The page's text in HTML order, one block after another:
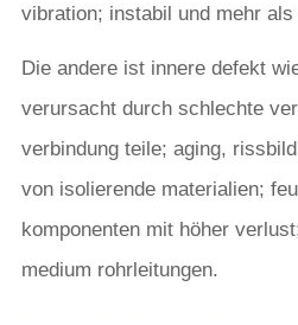
vibration; instabil und mehr
Die andere ist innere defekt
verursacht durch schlechte
verbindung teile; aging,
von isolierende materialien;
komponenten mit höher
medium rohrleitungen.